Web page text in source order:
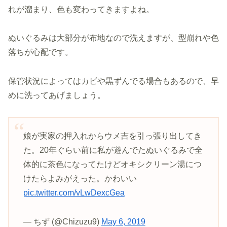
れが溜まり、色も変わってきますよね。
ぬいぐるみは大部分が布地なので洗えますが、型崩れや色
落ちが心配です。
保管状況によってはカビや黒ずんでる場合もあるので、早
めに洗ってあげましょう。
娘が実家の押入れからウメ吉を引っ張り出してき
た。20年ぐらい前に私が遊んでたぬいぐるみで全
体的に茶色になってたけどオキシクリーン湯につ
けたらよみがえった。かわいい
pic.twitter.com/vLwDexcGea
— ちず (@Chizuzu9) May 6, 2019